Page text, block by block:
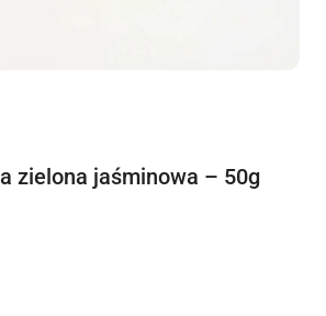
zielona jaśminowa – 50g